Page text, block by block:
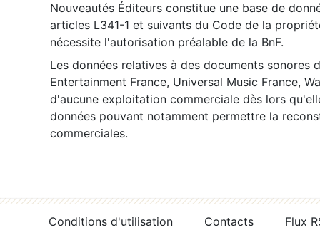
Nouveautés Éditeurs constitue une base de
articles L341-1 et suivants du Code de la
nécessite l'autorisation préalable de la BnF.
Les données relatives à des documents sonores
Entertainment France, Universal Music France,
d'aucune exploitation commerciale dès lors
données pouvant notamment permettre la
commerciales.
Conditions d'utilisation Contacts
Flux